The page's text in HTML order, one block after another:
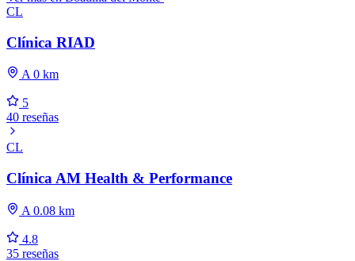
CL
Clínica RIAD
A 0 km
5
40 reseñas
CL
Clínica AM Health & Performance
A 0.08 km
4.8
35 reseñas